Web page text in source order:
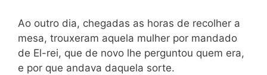
Ao outro dia, chegadas as horas de recolher a
mesa, trouxeram aquela mulher por mandado
de El-rei, que de novo lhe perguntou quem era,
e por que andava daquela sorte.